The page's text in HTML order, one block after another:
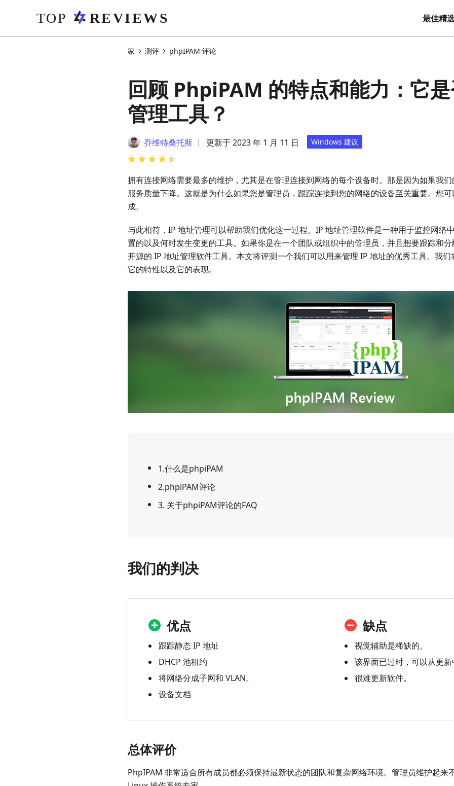
最佳精
家 测评 phpIPAM 评论
回顾 PhpiPAM 的特点和能力：它
管理工具？
乔维特桑托斯 更新于 2023 年 1 月 11 日 Windows 建议
拥有连接网络需要最多的维护，尤其是在管理连接到网络的每个设备时。那是因为如果我
服务质量下降。这就是为什么如果您是管理员，跟踪连接到您的网络的设备至关重要。您
成。
与此相符，IP 地址管理可以帮助我们优化这一过程。IP 地址管理软件是一种用于监控网络
置的以及何时发生变更的工具。如果你是在一个团队或组织中的管理员，并且想要跟踪和
开源的 IP 地址管理软件工具。本文将评测一个我们可以用来管理 IP 地址的优秀工具。我
它的特性以及它的表现。
1.什么是phpiPAM
2.phpiPAM评论
3. 关于phpiPAM评论的FAQ
我们的判决
优点
跟踪静态 IP 地址
DHCP 池租约
将网络分成子网和 VLAN。
设备文档
缺点
视觉辅助是稀缺的。
该界面已过时，可以从更
很难更新软件。
总体评价
PhpIPAM 非常适合所有成员都必须保持最新状态的团队和复杂网络环境。管理员维护起来